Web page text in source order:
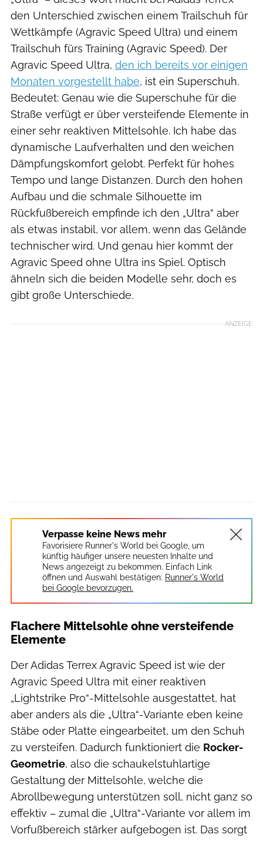
den Unterschied zwischen einem Trailschuh für
Wettkämpfe (Agravic Speed Ultra) und einem
Trailschuh fürs Training (Agravic Speed). Der
Agravic Speed Ultra, den ich bereits vor einigen
Monaten vorgestellt habe, ist ein Superschuh.
Bedeutet: Genau wie die Superschuhe für die
Straße verfügt er über versteifende Elemente in
einer sehr reaktiven Mittelsohle. Ich habe das
dynamische Laufverhalten und den weichen
Dämpfungskomfort gelobt. Perfekt für hohes
Tempo und lange Distanzen. Durch den hohen
Aufbau und die schmale Silhouette im
Rückfußbereich empfinde ich den „Ultra“ aber
als etwas instabil, vor allem, wenn das Gelände
technischer wird. Und genau hier kommt der
Agravic Speed ohne Ultra ins Spiel. Optisch
ähneln sich die beiden Modelle sehr, doch es
gibt große Unterschiede.
ANZEIGE
Verpasse keine News mehr
Favorisiere Runner's World bei Google, um
künftig häufiger unsere neuesten Inhalte und
News angezeigt zu bekommen. Einfach Link
öffnen und Auswahl bestätigen: Runner's World
bei Google bevorzugen.
Flachere Mittelsohle ohne versteifende
Elemente
Der Adidas Terrex Agravic Speed ist wie der
Agravic Speed Ultra mit einer reaktiven
„Lightstrike Pro“-Mittelsohle ausgestattet, hat
aber anders als die „Ultra“-Variante eben keine
Stäbe oder Platte eingearbeitet, um den Schuh
zu versteifen. Dadurch funktioniert die Rocker-
Geometrie, also die schaukelstuhlartige
Gestaltung der Mittelsohle, welche die
Abrollbewegung unterstützen soll, nicht ganz so
effektiv – zumal die „Ultra“-Variante vor allem im
Vorfußbereich stärker aufgebogen ist. Das sorgt